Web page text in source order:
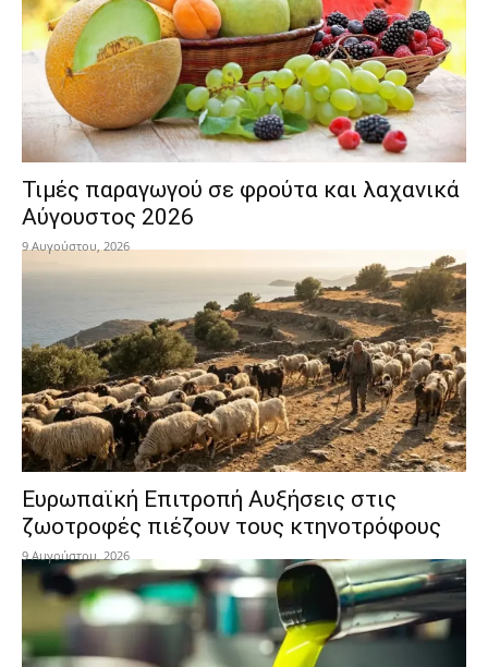
Τιμές παραγωγού σε φρούτα και λαχανικά
Αύγουστος 2026
9 Αυγούστου, 2026
Ευρωπαϊκή Επιτροπή Αυξήσεις στις
ζωοτροφές πιέζουν τους κτηνοτρόφους
9 Αυγούστου, 2026